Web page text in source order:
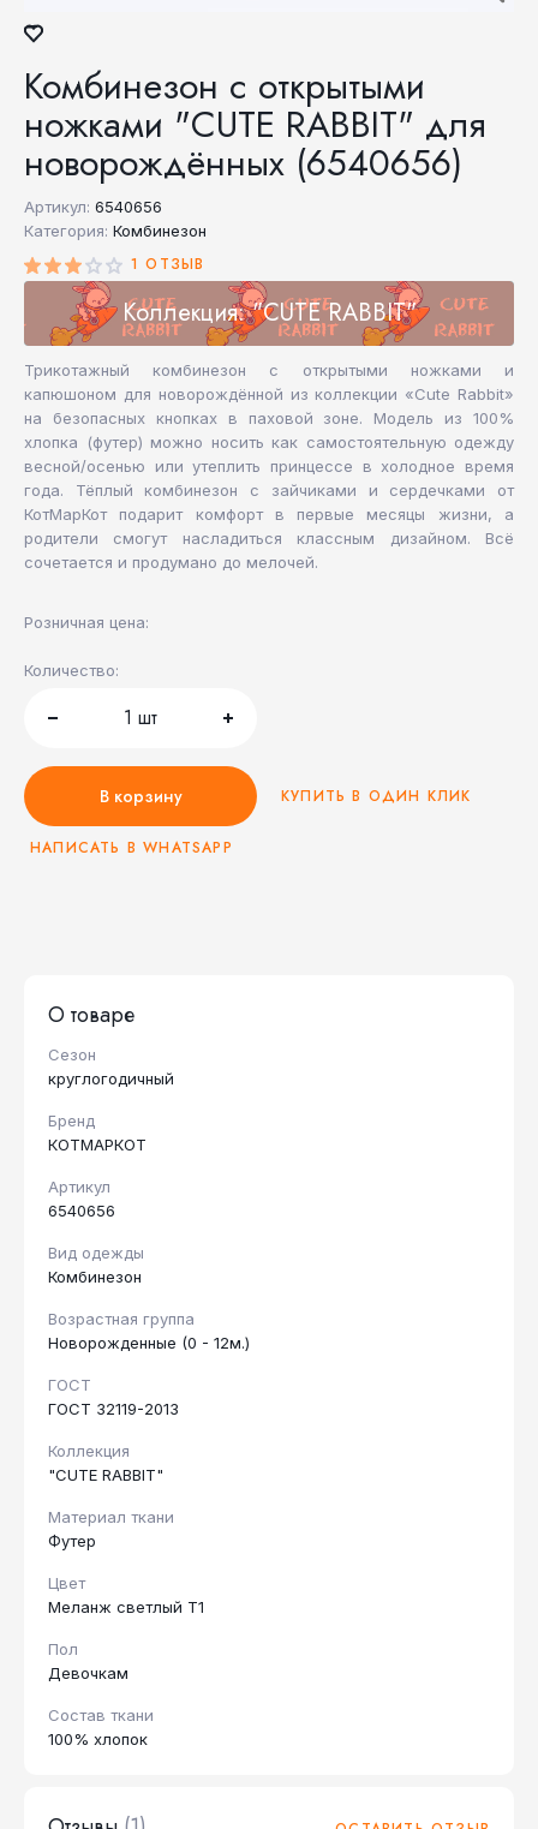
Комбинезон с открытыми
ножками "CUTE RABBIT" для
новорождённых (6540656)
Артикул: 6540656
Категория: Комбинезон
1 ОТЗЫВ
Коллекция: "CUTE RABBIT"
Трикотажный комбинезон с открытыми ножками и
капюшоном для новорождённой из коллекции «Cute Rabbit»
на безопасных кнопках в паховой зоне. Модель из 100%
хлопка (футер) можно носить как самостоятельную одежду
весной/осенью или утеплить принцессе в холодное время
года. Тёплый комбинезон с зайчиками и сердечками от
КотМарКот подарит комфорт в первые месяцы жизни, а
родители смогут насладиться классным дизайном. Всё
сочетается и продумано до мелочей.
Розничная цена:
Количество:
1 шт
В корзину КУПИТЬ В ОДИН КЛИК
НАПИСАТЬ В WHATSAPP
О товаре
Сезон
круглогодичный
Бренд
КОТМАРКОТ
Артикул
6540656
Вид одежды
Комбинезон
Возрастная группа
Новорожденные (0 - 12м.)
ГОСТ
ГОСТ 32119-2013
Коллекция
"CUTE RABBIT"
Материал ткани
Футер
Цвет
Меланж светлый Т1
Пол
Девочкам
Состав ткани
100% хлопок